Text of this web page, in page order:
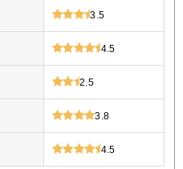
3.5
4.5
2.5
3.8
4.5